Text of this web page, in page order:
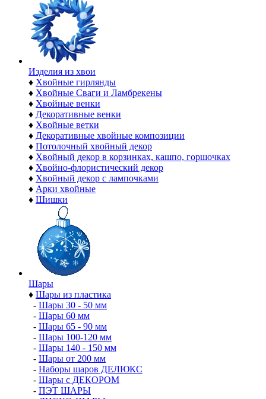
Изделия из хвои
♦ Хвойные гирлянды
♦ Хвойные Сваги и Ламбрекены
♦ Хвойные венки
♦ Декоративные венки
♦ Хвойные ветки
♦ Декоративные хвойные композиции
♦ Потолочный хвойный декор
♦ Хвойный декор в корзинках, кашпо, горшочках
♦ Хвойно-флористический декор
♦ Хвойный декор с лампочками
♦ Арки хвойные
♦ Шишки
Шары
♦ Шары из пластика
- Шары 30 - 50 мм
- Шары 60 мм
- Шары 65 - 90 мм
- Шары 100-120 мм
- Шары 140 - 150 мм
- Шары от 200 мм
- Наборы шаров ДЕЛЮКС
- Шары с ДЕКОРОМ
- ПЭТ ШАРЫ